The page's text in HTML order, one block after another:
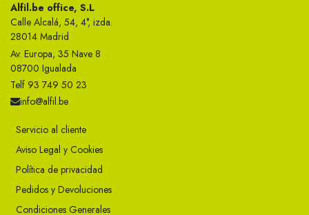
Alfil.be office, S.L
Calle Alcalá, 54, 4°, izda.
28014 Madrid
Av. Europa, 35 Nave 8
08700 Igualada
Telf 93 749 50 23
info@alfil.be
Servicio al cliente
Aviso Legal y Cookies
Política de privacidad
Pedidos y Devoluciones
Condiciones Generales